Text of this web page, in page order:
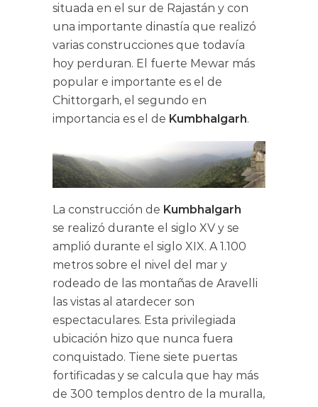
situada en el sur de Rajastán y con
una importante dinastía que realizó
varias construcciones que todavía
hoy perduran. El fuerte Mewar más
popular e importante es el de
Chittorgarh, el segundo en
importancia es el de Kumbhalgarh.
La construcción de Kumbhalgarh
se realizó durante el siglo XV y se
amplió durante el siglo XIX. A 1.100
metros sobre el nivel del mar y
rodeado de las montañas de Aravelli
las vistas al atardecer son
espectaculares. Esta privilegiada
ubicación hizo que nunca fuera
conquistado. Tiene siete puertas
fortificadas y se calcula que hay más
de 300 templos dentro de la muralla,